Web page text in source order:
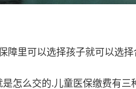
障里可以选择孩子就可以选
怎么交的.儿童医保缴费有